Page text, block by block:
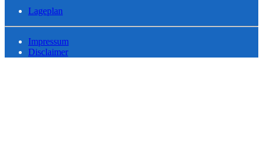
Lageplan
Impressum
Disclaimer